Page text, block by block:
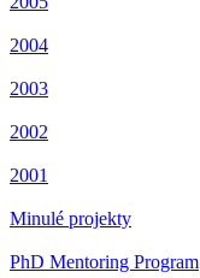
2004
2003
2002
2001
Minulé projekty
PhD Mentoring Program